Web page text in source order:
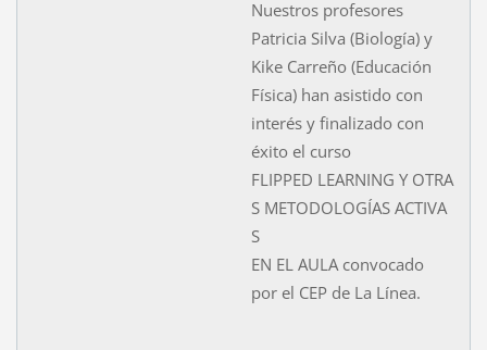
Nuestros profesores
Patricia Silva (Biología) y
Kike Carreño (Educación
Física) han asistido con
interés y finalizado con
éxito el curso
FLIPPED LEARNING Y OTRA
S METODOLOGÍAS ACTIVA
S
EN EL AULA convocado
por el CEP de La Línea.